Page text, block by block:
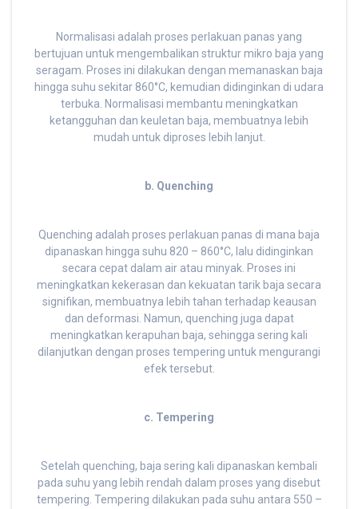
Normalisasi adalah proses perlakuan panas yang
bertujuan untuk mengembalikan struktur mikro baja yang
seragam. Proses ini dilakukan dengan memanaskan baja
hingga suhu sekitar 860°C, kemudian didinginkan di udara
terbuka. Normalisasi membantu meningkatkan
ketangguhan dan keuletan baja, membuatnya lebih
mudah untuk diproses lebih lanjut.
b. Quenching
Quenching adalah proses perlakuan panas di mana baja
dipanaskan hingga suhu 820 – 860°C, lalu didinginkan
secara cepat dalam air atau minyak. Proses ini
meningkatkan kekerasan dan kekuatan tarik baja secara
signifikan, membuatnya lebih tahan terhadap keausan
dan deformasi. Namun, quenching juga dapat
meningkatkan kerapuhan baja, sehingga sering kali
dilanjutkan dengan proses tempering untuk mengurangi
efek tersebut.
c. Tempering
Setelah quenching, baja sering kali dipanaskan kembali
pada suhu yang lebih rendah dalam proses yang disebut
tempering. Tempering dilakukan pada suhu antara 550 –